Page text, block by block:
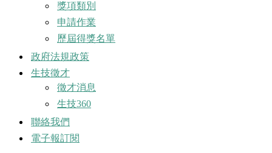
獎項類別
申請作業
歷屆得獎名單
政府法規政策
生技徵才
徵才消息
生技360
聯絡我們
電子報訂閱